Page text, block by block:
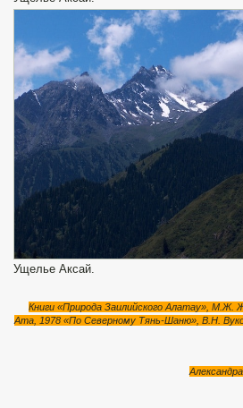
Ущелье Аксай.
Книги «Природа Заилийского Алатау», М.Ж.
Ата, 1978 «По Северному Тянь-Шаню», В.Н.